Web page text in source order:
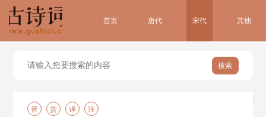
首页 唐代 宋代 其他
搜索
音 赏 译 注